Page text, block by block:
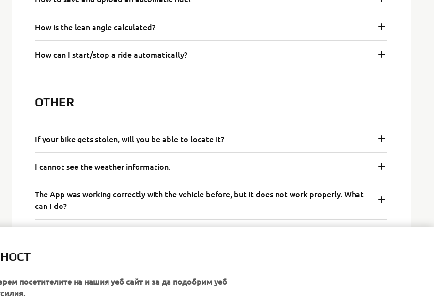
How is the lean angle calculated?
How can I start/stop a ride automatically?
OTHER
If your bike gets stolen, will you be able to locate it?
I cannot see the weather information.
The App was working correctly with the vehicle before, but it does not work properly. What
can I do?
посетителите на нашия уеб сайт и за да подобрим уеб